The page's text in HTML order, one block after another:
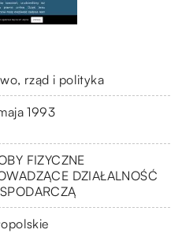
rząd i polityka
1993
FIZYCZNE
DZIAŁALNOŚĆ